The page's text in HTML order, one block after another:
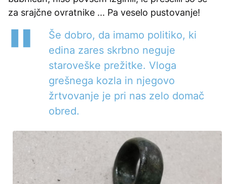
za srajčne ovratnike ... Pa veselo pustovanje!
Še dobro, da imamo politiko, ki
edina zares skrbno neguje
staroveške prežitke. Vloga
grešnega kozla in njegovo
žrtvovanje je pri nas zelo domač
obred.